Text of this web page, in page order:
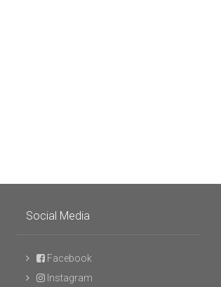
Social Media
Facebook
Instagram